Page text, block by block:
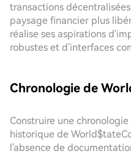
transactions
paysage financier plus
réalise ses aspirations
robustes et d'interfaces
Chronologie de
Construire une
historique de
l'absence de